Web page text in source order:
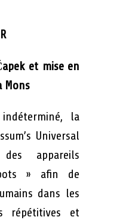
et mise en
Mons
la
Universal
appareils
» afin de
dans les
répétitives et